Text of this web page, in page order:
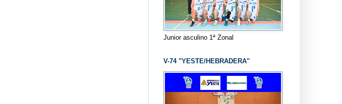
Junior asculino 1ª Zonal
V-74 "YESTE/HEBRADERA"